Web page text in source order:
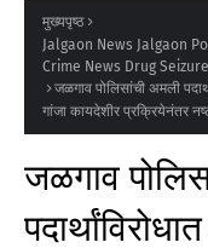
मुख्यपृष्ठ
Jalgaon News Jalgaon
Crime News Drug
जळगाव पोलिसांची अमली
गांजा कायदेशीर प्रक्रियेनंतर
जळगाव